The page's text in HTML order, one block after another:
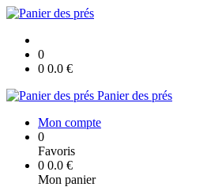
0
0 0.0 €
Panier des prés
Mon compte
0
Favoris
0 0.0 €
Mon panier